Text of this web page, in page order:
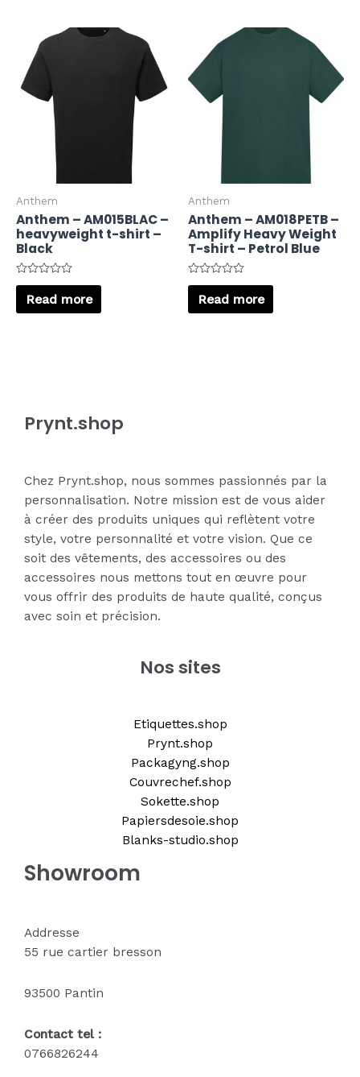
Anthem
Anthem – AM015BLAC –
heavyweight t-shirt –
Black
Rated
out
of
Read more
Anthem
Anthem – AM018PETB –
Amplify Heavy Weight
T-shirt – Petrol Blue
Rated
out
of
Read more
Prynt.shop
Chez Prynt.shop, nous sommes passionnés par la
personnalisation. Notre mission est de vous aider
à créer des produits uniques qui reflètent votre
style, votre personnalité et votre vision. Que ce
soit des vêtements, des accessoires ou des
accessoires nous mettons tout en œuvre pour
vous offrir des produits de haute qualité, conçus
avec soin et précision.
Nos sites
Etiquettes.shop
Prynt.shop
Packagyng.shop
Couvrechef.shop
Sokette.shop
Papiersdesoie.shop
Blanks-studio.shop
Showroom
Addresse
55 rue cartier bresson
93500 Pantin
Contact tel :
0766826244